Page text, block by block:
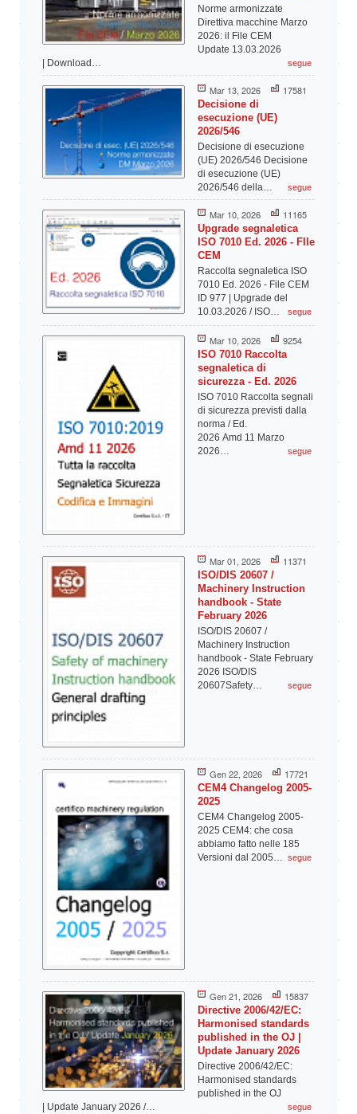
Norme armonizzate
Direttiva macchine Marzo
2026: il File CEM
Update 13.03.2026
| Download…
segue
Mar 13, 2026 17581
Decisione di
esecuzione (UE)
2026/546
Decisione di esecuzione
(UE) 2026/546 Decisione
di esecuzione (UE)
2026/546 della…
segue
Mar 10, 2026 11165
Upgrade segnaletica
ISO 7010 Ed. 2026 - FIle
CEM
Raccolta segnaletica ISO
7010 Ed. 2026 - File CEM
ID 977 | Upgrade del
10.03.2026 / ISO…
segue
Mar 10, 2026 9254
ISO 7010 Raccolta
segnaletica di
sicurezza - Ed. 2026
ISO 7010 Raccolta segnali
di sicurezza previsti dalla
norma / Ed.
2026 Amd 11 Marzo
2026…
segue
Mar 01, 2026 11371
ISO/DIS 20607 /
Machinery Instruction
handbook - State
February 2026
ISO/DIS 20607 /
Machinery Instruction
handbook - State February
2026 ISO/DIS
20607Safety…
segue
Gen 22, 2026 17721
CEM4 Changelog 2005-
2025
CEM4 Changelog 2005-
2025 CEM4: che cosa
abbiamo fatto nelle 185
Versioni dal 2005… segue
Gen 21, 2026 15837
Directive 2006/42/EC:
Harmonised standards
published in the OJ |
Update January 2026
Directive 2006/42/EC:
Harmonised standards
published in the OJ
| Update January 2026 /…
segue